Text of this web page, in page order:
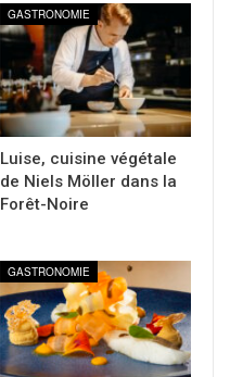
GASTRONOMIE
Luise, cuisine végétale
de Niels Möller dans la
Forêt-Noire
GASTRONOMIE